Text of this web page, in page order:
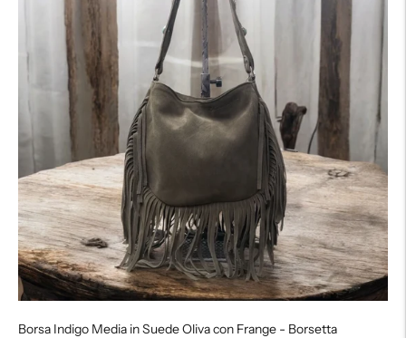
Borsa Indigo Media in Suede Oliva con Frange - Borsetta